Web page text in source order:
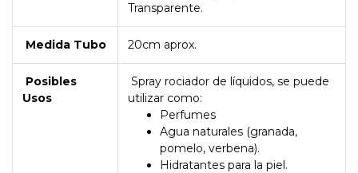
Transparente.
Medida Tubo 20cm aprox.
Posibles
Usos
Spray rociador de líquidos, se puede
utilizar como:
Perfumes
Agua naturales (granada,
pomelo, verbena).
Hidratantes para la piel.